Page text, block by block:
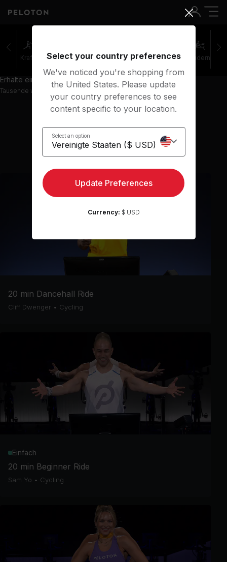
Kraft Pilates Cycling Laufen Rudern
Erhalte einen Einblick mit 83 Vorschau-Kursen
Tausende weitere Kurse in der App verfügbar
Vorherige Kurse
anzeigen
20 min Dancehall Ride
Cliff Dwenger • Cycling
Einfach
20 min Beginner Ride
Sam Yo • Cycling
Select your country preferences
We've noticed you're shopping from
the United States. Please update
your country preferences to see
content specific to your location.
Select an option
Update Preferences
Currency: $ USD